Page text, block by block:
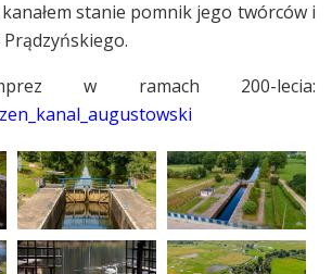
stanie pomnik jego twórców i
Prądzyńskiego.
w ramach 200-lecia: